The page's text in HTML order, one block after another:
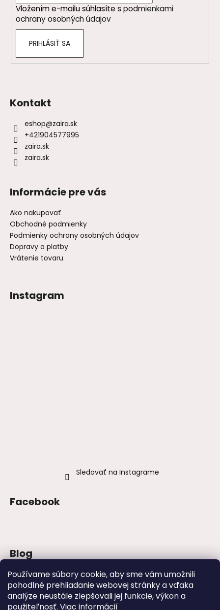
Používame súbory cookie, aby sme vám umožnili
pohodlné prehliadanie webovej stránky a vďaka
analýze neustále zlepšovali jej funkcie, výkon a
použiteľnosť. Viac informácií
Vložením e-mailu súhlasíte s podmienkami
ochrany osobných údajov
PRIHLÁSIŤ SA
Kontakt
eshop@zaira.sk
+421904577995
zaira.sk
zaira.sk
Informácie pre vás
Ako nakupovať
Obchodné podmienky
Podmienky ochrany osobných údajov
Dopravy a platby
Vrátenie tovaru
Instagram
Sledovať na Instagrame
Facebook
Blog
Šaty na stužkovú 2026: trendy, farby a
strihy
Najväčšie módne chyby, ktoré ženy robia
na svadbách